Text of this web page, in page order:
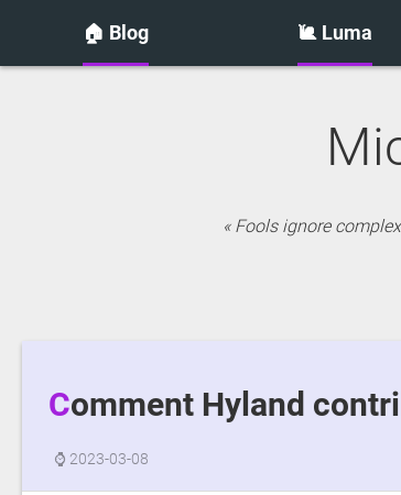
🏠 Blog 🐌 Luma
Fools ignore
Comment Hyland
⌚ 2023-03-08